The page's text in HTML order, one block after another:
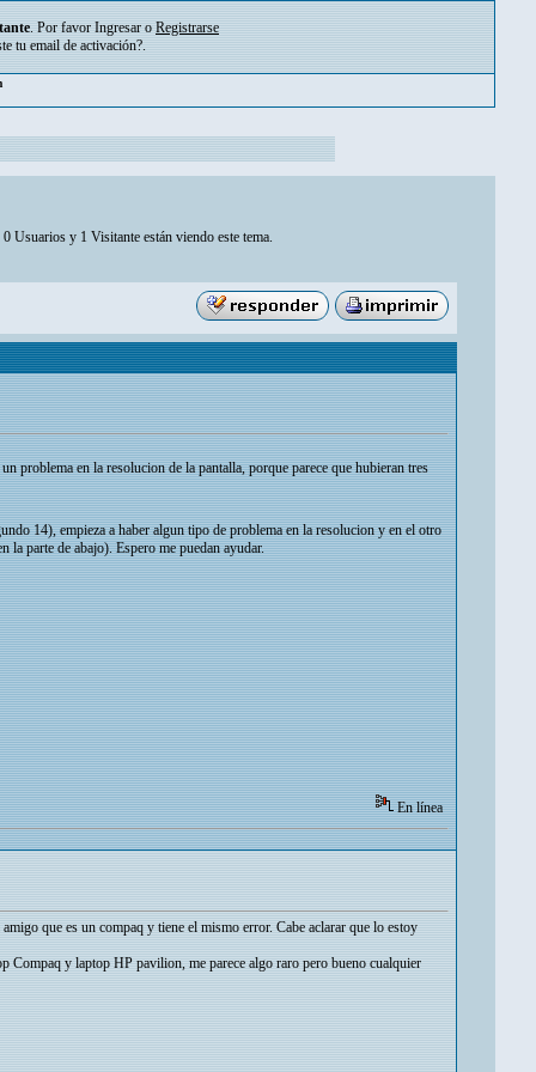
. Por favor Ingresar o Registrarse
tu email de activación?.
0 Usuarios y 1 Visitante están viendo este tema.
problema en la resolucion de la pantalla, porque parece que hubieran tres
14), empieza a haber algun tipo de problema en la resolucion y en el otro
la parte de abajo). Espero me puedan ayudar.
En línea
que es un compaq y tiene el mismo error. Cabe aclarar que lo estoy
Compaq y laptop HP pavilion, me parece algo raro pero bueno cualquier